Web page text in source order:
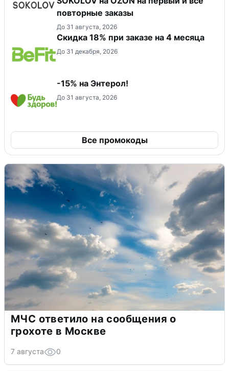
повторные заказы
До 31 августа, 2026
Скидка 18% при заказе на 4 месяца
До 31 декабря, 2026
-15% на Энтерол!
До 31 августа, 2026
Все промокоды
МЧС ответило на сообщения о
грохоте в Москве
7 августа 0